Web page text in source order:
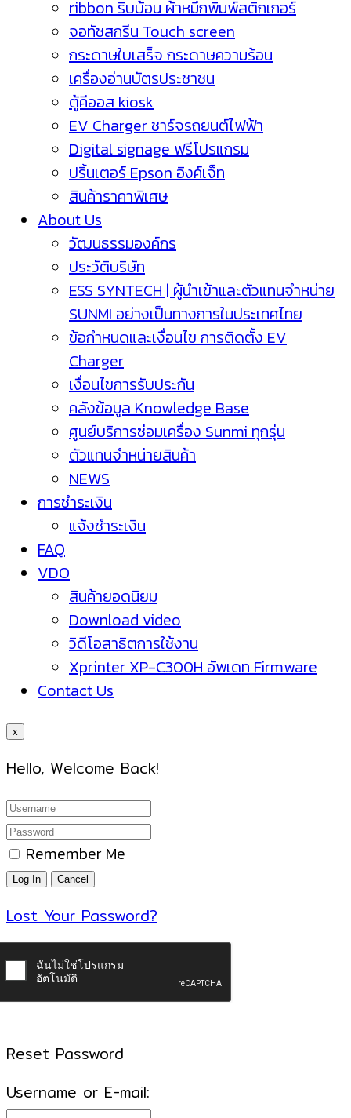
ribbon ริบบ้อน ผ้าหมึกพิมพ์สติกเกอร์
จอทัชสกรีน Touch screen
กระดาษใบเสร็จ กระดาษความร้อน
เครื่องอ่านบัตรประชาชน
ตู้คีออส kiosk
EV Charger ชาร์จรถยนต์ไฟฟ้า
Digital signage ฟรีโปรแกรม
ปริ้นเตอร์ Epson อิงค์เจ็ท
สินค้าราคาพิเศษ
About Us
วัฒนธรรมองค์กร
ประวัติบริษัท
ESS SYNTECH | ผู้นำเข้าและตัวแทนจำหน่าย
SUNMI อย่างเป็นทางการในประเทศไทย
ข้อกำหนดและเงื่อนไข การติดตั้ง EV
Charger
เงื่อนไขการรับประกัน
คลังข้อมูล Knowledge Base
ศูนย์บริการซ่อมเครื่อง Sunmi ทุกรุ่น
ตัวแทนจำหน่ายสินค้า
NEWS
การชำระเงิน
แจ้งชำระเงิน
FAQ
VDO
สินค้ายอดนิยม
Download video
วิดีโอสาธิตการใช้งาน
Xprinter XP-C300H อัพเดท Firmware
Contact Us
x
Hello, Welcome Back!
Remember Me
Lost Your Password?
Reset Password
Username or E-mail: